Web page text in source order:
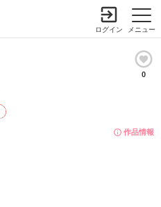
メニュー
ログイン
0
作品情報